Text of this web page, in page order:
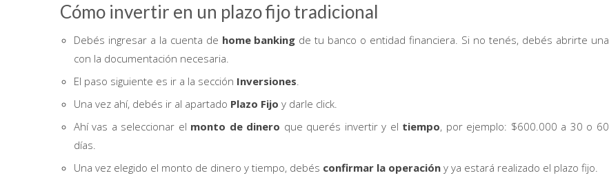
Cómo invertir en un plazo fijo tradicional
Debés ingresar a la cuenta de home banking de tu banco o entidad financiera. Si no tenés, debés abrirte una
con la documentación necesaria.
El paso siguiente es ir a la sección Inversiones.
Una vez ahí, debés ir al apartado Plazo Fijo y darle click.
Ahí vas a seleccionar el monto de dinero que querés invertir y el tiempo, por ejemplo: $600.000 a 30 o 60
días.
Una vez elegido el monto de dinero y tiempo, debés confirmar la operación y ya estará realizado el plazo fijo.